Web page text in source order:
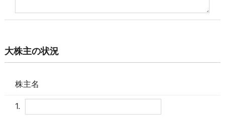
大株主の状況
株主名
1.